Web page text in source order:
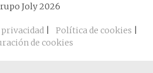
Joly 2026
| Política de cookies
de cookies